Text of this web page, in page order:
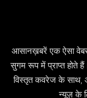
आसानख़बरें एक ऐसा
सुगम रूप में प्राप्त होते
विस्तृत कवरेज के साथ,
न्यूज़ के